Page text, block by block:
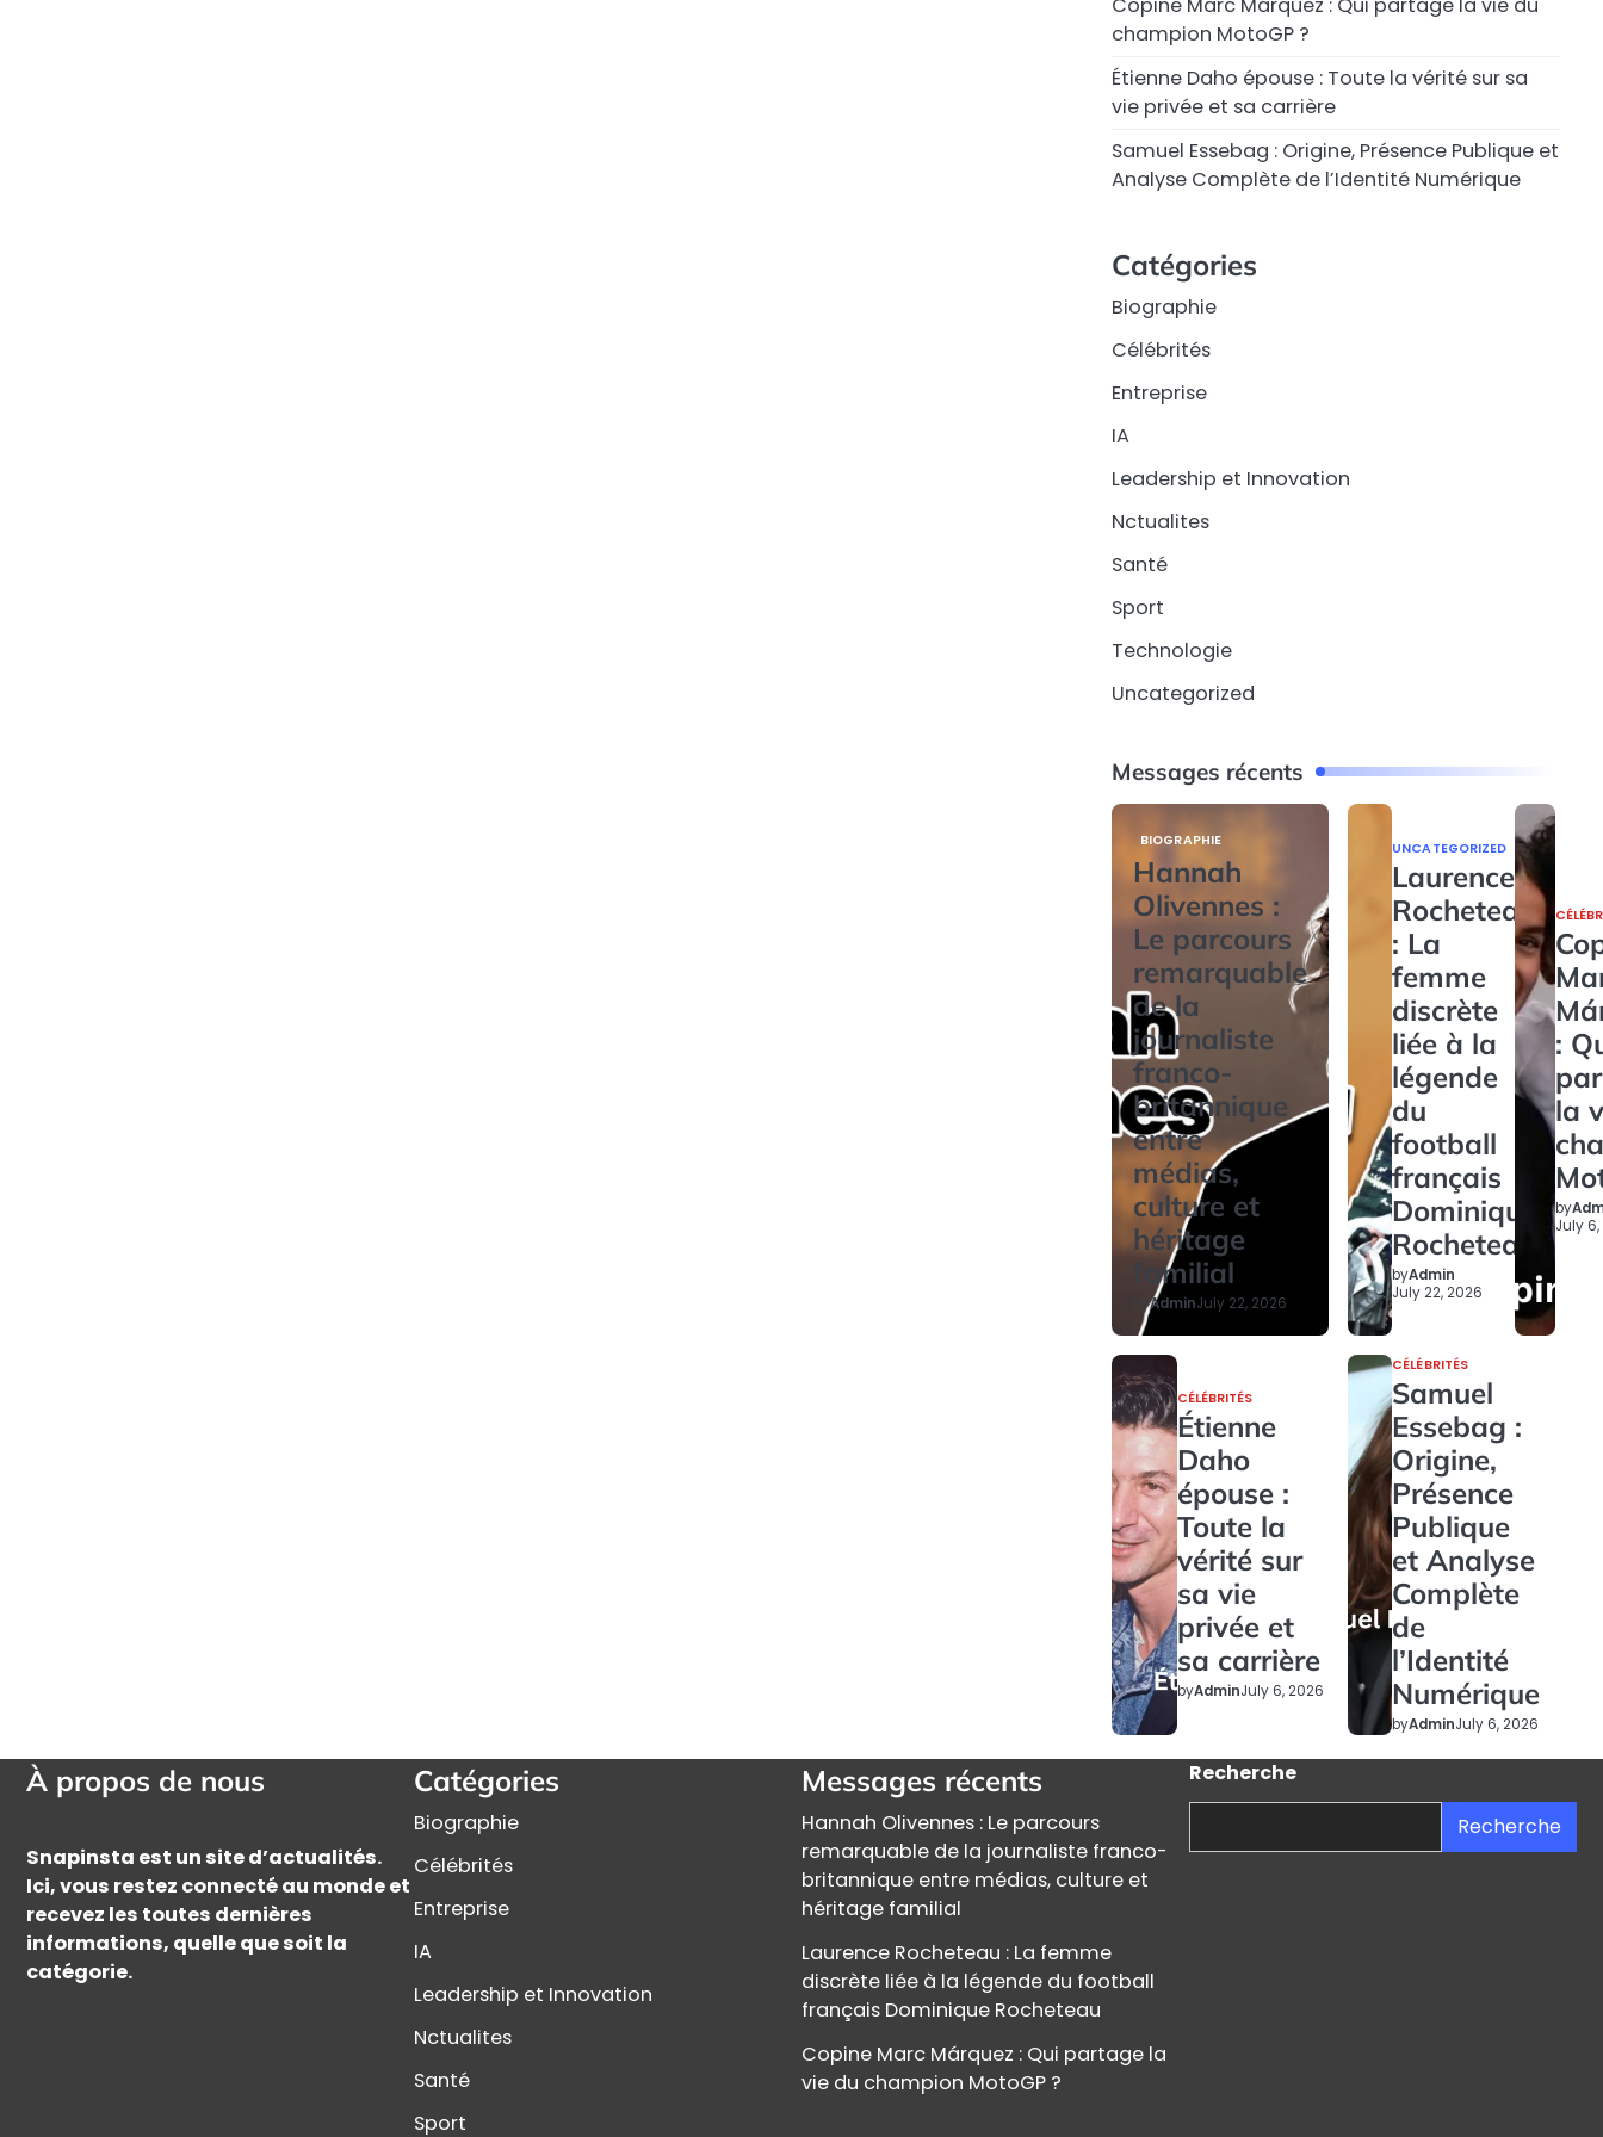
Copine Marc Márquez : Qui partage la vie du
champion MotoGP ?
Étienne Daho épouse : Toute la vérité sur sa
vie privée et sa carrière
Samuel Essebag : Origine, Présence Publique et
Analyse Complète de l’Identité Numérique
Catégories
Biographie
Célébrités
Entreprise
IA
Leadership et Innovation
Nctualites
Santé
Sport
Technologie
Uncategorized
Messages récents
BIOGRAPHIE
Hannah
Olivennes :
Le parcours
remarquable
de la
journaliste
franco-
britannique
entre
médias,
culture et
héritage
familial
byAdminJuly 22, 2026
UNCATEGORIZED
Laurence
Rocheteau
: La
femme
discrète
liée à la
légende
du
football
français
Dominique
Rocheteau
byAdmin
July 22, 2026
:
la
by
July
CÉLÉBRITÉS
Étienne
Daho
épouse :
Toute la
vérité sur
sa vie
privée et
sa carrière
byAdminJuly 6, 2026
CÉLÉBRITÉS
Samuel
Essebag :
Origine,
Présence
Publique
et Analyse
Complète
de
l’Identité
Numérique
byAdminJuly 6, 2026
À propos de nous
Snapinsta est un site d’actualités.
Ici, vous restez connecté au monde et
recevez les toutes dernières
informations, quelle que soit la
catégorie.
Catégories
Biographie
Célébrités
Entreprise
IA
Leadership et Innovation
Nctualites
Santé
Sport
Messages récents
Hannah Olivennes : Le parcours
remarquable de la journaliste franco-
britannique entre médias, culture et
héritage familial
Laurence Rocheteau : La femme
discrète liée à la légende du football
français Dominique Rocheteau
Copine Marc Márquez : Qui partage la
vie du champion MotoGP ?
Recherche
Recherche